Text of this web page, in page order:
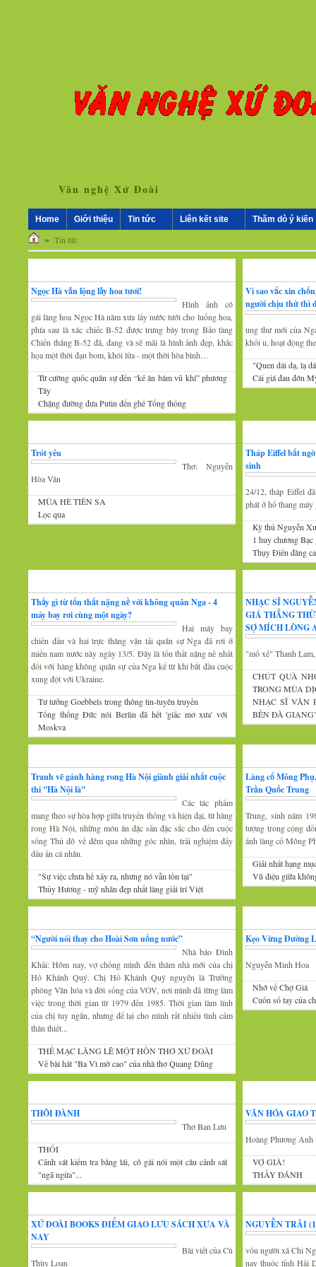
Văn nghệ Xứ Đoài
Home Giới thiệu Tin tức Liên kết site Thăm dò ý kiến
» Tin tức
Ngọc Hà vẫn lộng lẫy hoa tươi!
Hình ảnh cô
gái làng hoa Ngọc Hà năm xưa lấy nước tưới cho luống hoa,
phía sau là xác chiếc B-52 được trưng bày trong Bảo tàng
Chiến thắng B-52 đã, đang và sẽ mãi là hình ảnh đẹp, khắc
họa một thời đạn bom, khói lửa - một thời hòa bình…
Từ cường quốc quân sự đến “kẻ ăn bám vũ khí” phương
Tây
Chặng đường đưa Putin đến ghế Tổng thống
Vì sao vắc xin
người chịu thử thì
ung thư mới của
khối u, hoạt động
"Quen dái dạ, lạ
Cái giá đau đớn
Trót yêu
Thơ: Nguyễn
Hòa Văn
MÙA HÈ TIÊN SA
Lọc qua
Tháp Eiffel bất
sinh
24/12, tháp Eiffel
phát ở hố thang máy
Kỳ thủ Nguyễn
1 huy chương
Thụy Điển đăng
Thấy gì từ tổn thất nặng nề với không quân Nga - 4
máy bay rơi cùng một ngày?
Hai máy bay
chiến đấu và hai trực thăng vận tải quân sự Nga đã rơi ở
miền nam nước này ngày 13/5. Đây là tổn thất nặng nề nhất
đối với hàng không quân sự của Nga kể từ khi bắt đầu cuộc
xung đột với Ukraine.
Tư tưởng Goebbels trong thông tin-tuyên truyền
Tổng thống Đức nói Berlin đã hết 'giấc mơ xưa' với
Moskva
NHẠC SĨ
GIÁ THẲNG
SỢ MÍCH LÒNG
"mổ xẻ" Thanh
CHÚT QUÀ
TRONG MÙA
NHẠC SĨ VĂN
BẾN ĐÀ
Tranh vẽ gánh hàng rong Hà Nội giành giải nhất cuộc
thi ''Hà Nội là''
Các tác phẩm
mang theo sự hòa hợp giữa truyền thống và hiện đại, từ hàng
rong Hà Nội, những món ăn đặc sản đặc sắc cho đến cuộc
sống Thủ đô về đêm qua những góc nhìn, trải nghiệm đầy
dấu ấn cá nhân.
"Sự việc chưa hề xảy ra, nhưng nó vẫn tồn tại"
Thủy Hương - mỹ nhân đẹp nhất làng giải trí Việt
Làng cổ Mông
Trần Quốc Trung
Trung, sinh năm
tượng trong cộng
ảnh làng cổ Mông
Giải nhất hạng
Vũ điệu giữa
“Người nói thay cho Hoài Sơn uống nước”
Nhà báo Đình
Khải: Hôm nay, vợ chồng mình đến thăm nhà mới của chị
Hồ Khánh Quý. Chị Hồ Khánh Quý nguyên là Trưởng
phòng Văn hóa và đời sống của VOV, nơi mình đã từng làm
việc trong thời gian từ 1979 đến 1985. Thời gian làm lính
của chị tuy ngắn, nhưng để lại cho mình rất nhiều tình cảm
thân thiết...
THẾ MẠC LẶNG LẼ MỘT HỒN THƠ XỨ ĐOÀI
Về bài hát "Ba Vì mờ cao" của nhà thơ Quang Dũng
Kẹo Vừng Đường
Nguyễn Minh Hoa
Nhớ về Chợ Giá
Cuốn sổ tay của
THÔI ĐÀNH
Thơ Ban Lưu
THỔI
Cảnh sát kiểm tra bằng lái, cô gái nói một câu cảnh sát
"ngã ngửa"...
VĂN HÓA GIAO
Hoàng Phương Anh
VỢ GIÀ!
THẦY ĐÁNH
XỨ ĐOÀI BOOKS ĐIỂM GIAO LƯU SÁCH XƯA VÀ
NAY
Bài viết của Cù
Thùy Loan
NGUYỄN TRÃI
vốn người xã Chi
nay thuộc tỉnh Hải